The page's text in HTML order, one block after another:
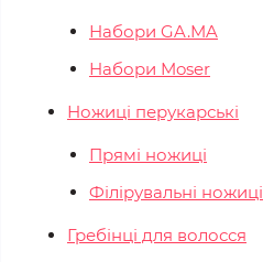
Набори GA.MA
Набори Moser
Ножиці перукарські
Прямі ножиці
Філірувальні ножиці
Гребінці для волосся